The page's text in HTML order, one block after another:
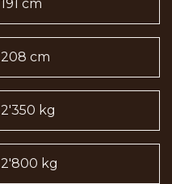
191 cm
208 cm
2'350 kg
2'800 kg